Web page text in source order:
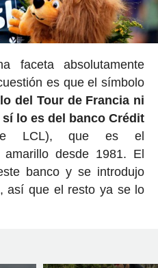
faceta absolutamente
es que el símbolo
del Tour de Francia ni
lo es del banco Crédit
LCL), que es el
desde 1981. El
banco y se introdujo
así que el resto ya se lo